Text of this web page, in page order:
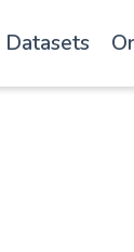
Datasets